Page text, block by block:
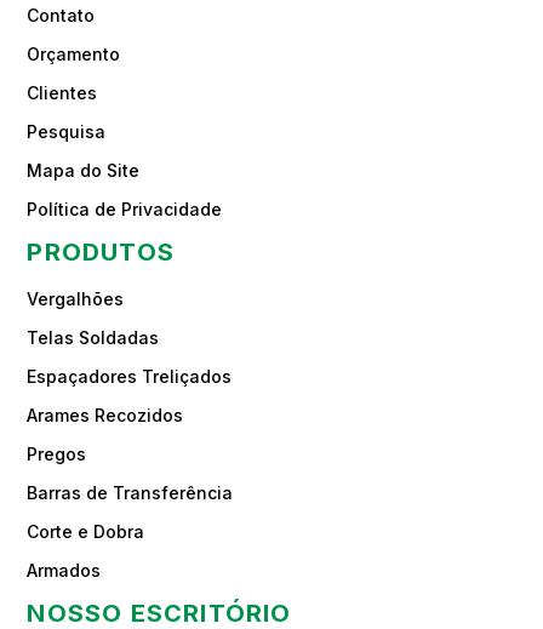
Contato
Orçamento
Clientes
Pesquisa
Mapa do Site
Política de Privacidade
PRODUTOS
Vergalhões
Telas Soldadas
Espaçadores Treliçados
Arames Recozidos
Pregos
Barras de Transferência
Corte e Dobra
Armados
NOSSO ESCRITÓRIO